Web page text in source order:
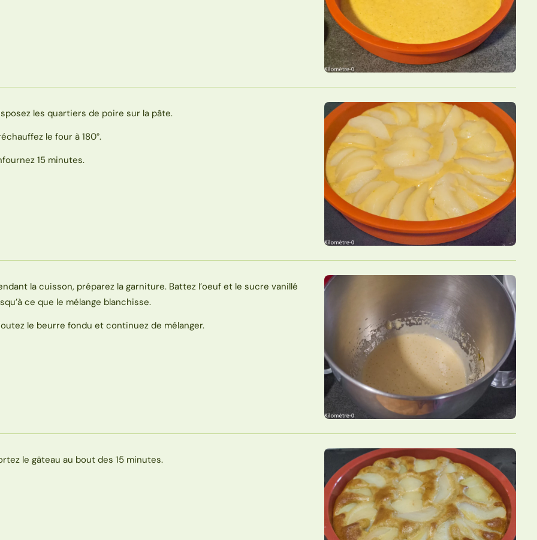
les quartiers de poire sur la pâte.
le four à 180°.
15 minutes.
la cuisson, préparez la garniture. Battez l’oeuf et le sucre vanillé
ce que le mélange blanchisse.
le beurre fondu et continuez de mélanger.
le gâteau au bout des 15 minutes.